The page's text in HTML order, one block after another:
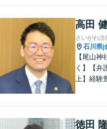
ジありま
高田
さいがわ法
石川県|
【尾山
く】【弁
上】経験
徳田